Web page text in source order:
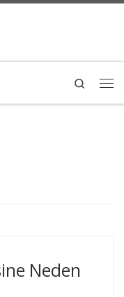
Search
Neden